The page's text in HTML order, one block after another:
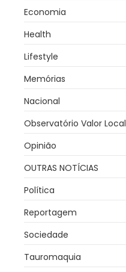
Economia
Health
Lifestyle
Memórias
Nacional
Observatório Valor Local
Opinião
OUTRAS NOTÍCIAS
Política
Reportagem
Sociedade
Tauromaquia